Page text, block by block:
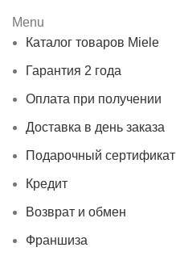
Menu
Каталог товаров Miele
Гарантия 2 года
Оплата при получении
Доставка в день заказа
Подарочный сертификат
Кредит
Возврат и обмен
Франшиза